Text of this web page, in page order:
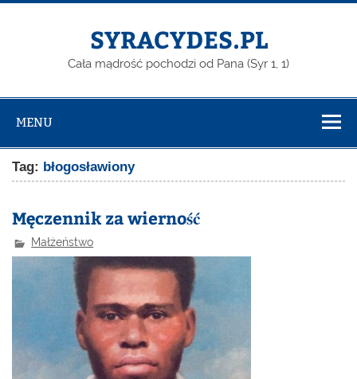
Skip
SYRACYDES.PL
Cała mądrość pochodzi od Pana (Syr 1, 1)
MENU
Tag: błogosławiony
Męczennik za wierność
Małżeństwo